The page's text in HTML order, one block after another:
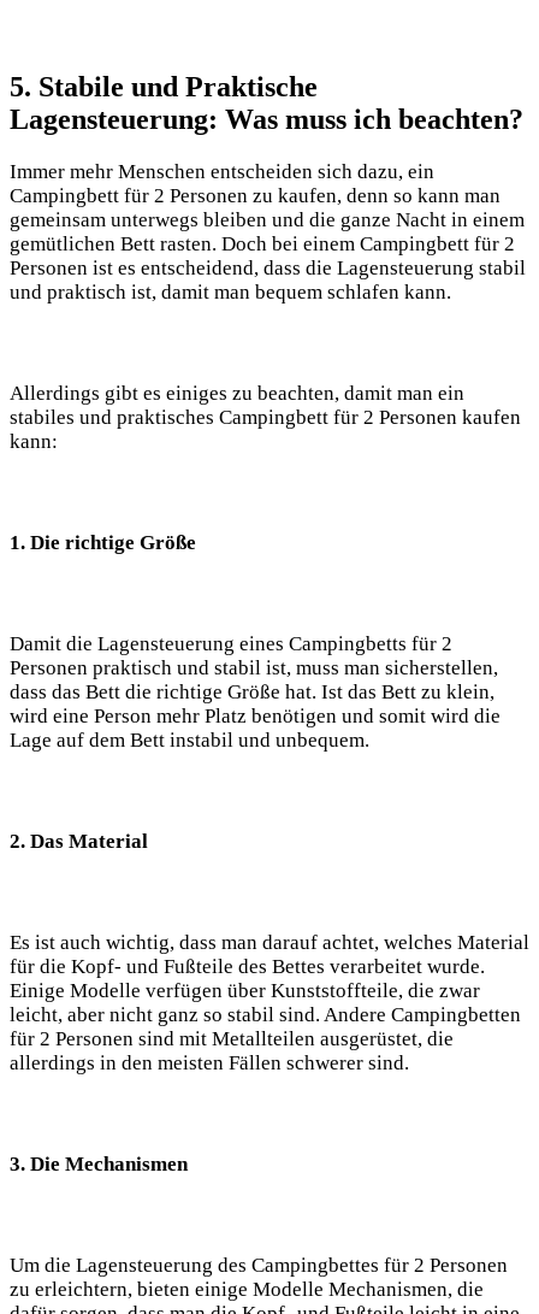
5. Stabile und Praktische
Lagensteuerung: Was muss ich beachten?
Immer mehr Menschen entscheiden sich dazu, ein
Campingbett für 2 Personen zu kaufen, denn so kann man
gemeinsam unterwegs bleiben und die ganze Nacht in einem
gemütlichen Bett rasten. Doch bei einem Campingbett für 2
Personen ist es entscheidend, dass die Lagensteuerung stabil
und praktisch ist, damit man bequem schlafen kann.
Allerdings gibt es einiges zu beachten, damit man ein
stabiles und praktisches Campingbett für 2 Personen kaufen
kann:
1. Die richtige Größe
Damit die Lagensteuerung eines Campingbetts für 2
Personen praktisch und stabil ist, muss man sicherstellen,
dass das Bett die richtige Größe hat. Ist das Bett zu klein,
wird eine Person mehr Platz benötigen und somit wird die
Lage auf dem Bett instabil und unbequem.
2. Das Material
Es ist auch wichtig, dass man darauf achtet, welches Material
für die Kopf- und Fußteile des Bettes verarbeitet wurde.
Einige Modelle verfügen über Kunststoffteile, die zwar
leicht, aber nicht ganz so stabil sind. Andere Campingbetten
für 2 Personen sind mit Metallteilen ausgerüstet, die
allerdings in den meisten Fällen schwerer sind.
3. Die Mechanismen
Um die Lagensteuerung des Campingbettes für 2 Personen
zu erleichtern, bieten einige Modelle Mechanismen, die